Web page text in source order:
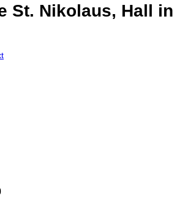
St. Nikolaus, Hall in